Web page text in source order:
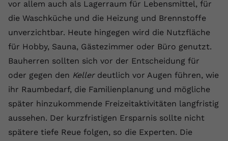
vor allem auch als Lagerraum für Lebensmittel, für
die Waschküche und die Heizung und Brennstoffe
unverzichtbar. Heute hingegen wird die Nutzfläche
für Hobby, Sauna, Gästezimmer oder Büro genutzt.
Bauherren sollten sich vor der Entscheidung für
oder gegen den Kellerdeutlich vor Augen führen, wie
ihr Raumbedarf, die Familienplanung und mögliche
später hinzukommende Freizeitaktivitäten langfristig
aussehen. Der kurzfristigen Ersparnis sollte nicht
spätere tiefe Reue folgen, so die Experten. Die
Laufzeit 1 Jahr
Zweck
Dieser Wert speichert Ihre Consent-
Einstellungen. Unter anderem eine
zufällig generierte ID, für die
historische Speicherung Ihrer
Webseiten-Betreiber dies eingestellt
hat.
fe_typo_user
Zweck
wiederzuerkennen und statistische
Informationen zur Nutzung der
Website zu erfassen.
Name _gcl au
Laufzeit 90 Tage
Zweck
Conversion-Tracking verwendet, um
Werbeklicks der Nutzung auf unserer
Website zuzuordnen.
Cookie-Informationen anzeigen
Externe Inhalte
Wir verwenden auf unserer Website externe Inhalte,
Name vuid
Laufzeit 2 Jahre
Cookie-Informationen anzeigen